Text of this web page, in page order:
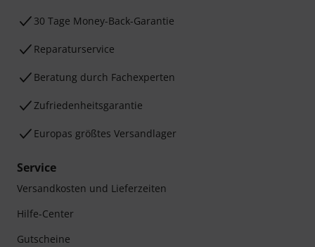
30 Tage Money-Back-Garantie
Reparaturservice
Beratung durch Fachexperten
Zufriedenheitsgarantie
Europas größtes Versandlager
Service
Versandkosten und Lieferzeiten
Hilfe-Center
Gutscheine